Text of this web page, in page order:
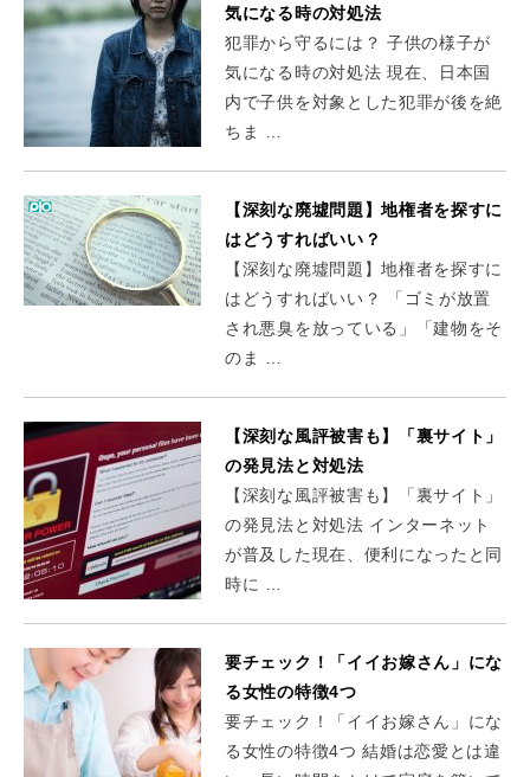
気になる時の対処法
犯罪から守るには？ 子供の様子が
気になる時の対処法 現在、日本国
内で子供を対象とした犯罪が後を絶
ちま …
【深刻な廃墟問題】地権者を探すに
はどうすればいい？
【深刻な廃墟問題】地権者を探すに
はどうすればいい？ 「ゴミが放置
され悪臭を放っている」「建物をそ
のま …
【深刻な風評被害も】「裏サイト」
の発見法と対処法
【深刻な風評被害も】「裏サイト」
の発見法と対処法 インターネット
が普及した現在、便利になったと同
時に …
要チェック！「イイお嫁さん」にな
る女性の特徴4つ
要チェック！「イイお嫁さん」にな
る女性の特徴4つ 結婚は恋愛とは違